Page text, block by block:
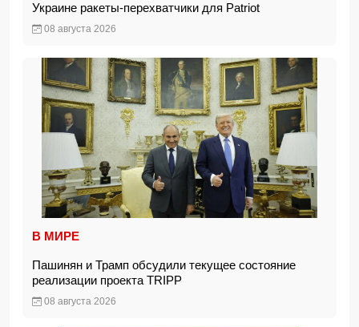
Украине ракеты-перехватчики для Patriot
08 августа 2026
В МИРЕ
Пашинян и Трамп обсудили текущее состояние
реализации проекта TRIPP
08 августа 2026